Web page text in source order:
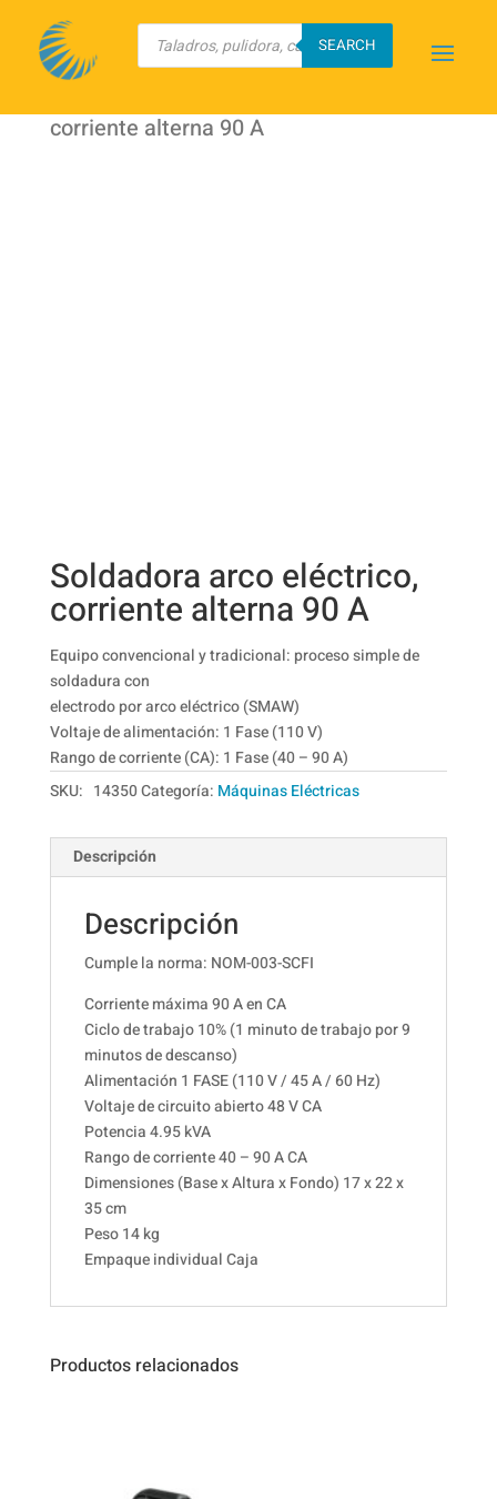
Búsqueda
productos
SEARCH
Inicio TRUPER/Máquinas
corriente alterna 90 A
Soldadora arco eléctrico,
corriente alterna 90 A
Equipo convencional y tradicional: proceso simple de
soldadura con
electrodo por arco eléctrico (SMAW)
Voltaje de alimentación: 1 Fase (110 V)
Rango de corriente (CA): 1 Fase (40 – 90 A)
SKU: 14350Categoría: Máquinas Eléctricas
Descripción
Descripción
Cumple la norma: NOM-003-SCFI
Corriente máxima 90 A en CA
Ciclo de trabajo 10% (1 minuto de trabajo por 9
minutos de descanso)
Alimentación 1 FASE (110 V / 45 A / 60 Hz)
Voltaje de circuito abierto 48 V CA
Potencia 4.95 kVA
Rango de corriente 40 – 90 A CA
Dimensiones (Base x Altura x Fondo) 17 x 22 x
35 cm
Peso 14 kg
Empaque individual Caja
Productos relacionados